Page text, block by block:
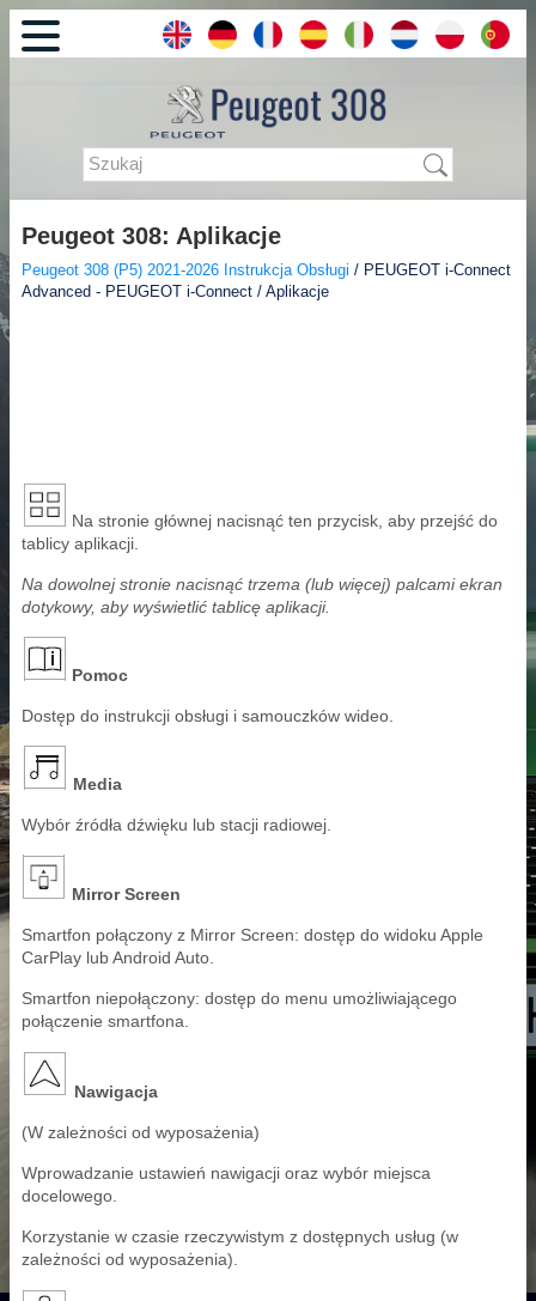
Peugeot 308: Aplikacje
Peugeot 308 (P5) 2021-2026 Instrukcja Obsługi / PEUGEOT i-Connect
Advanced - PEUGEOT i-Connect / Aplikacje
Na stronie głównej nacisnąć ten przycisk, aby przejść do
tablicy aplikacji.
Na dowolnej stronie nacisnąć trzema (lub więcej) palcami ekran
dotykowy, aby wyświetlić tablicę aplikacji.
Pomoc
Dostęp do instrukcji obsługi i samouczków wideo.
Media
Wybór źródła dźwięku lub stacji radiowej.
Mirror Screen
Smartfon połączony z Mirror Screen: dostęp do widoku Apple
CarPlay lub Android Auto.
Smartfon niepołączony: dostęp do menu umożliwiającego
połączenie smartfona.
Nawigacja
(W zależności od wyposażenia)
Wprowadzanie ustawień nawigacji oraz wybór miejsca
docelowego.
Korzystanie w czasie rzeczywistym z dostępnych usług (w
zależności od wyposażenia).